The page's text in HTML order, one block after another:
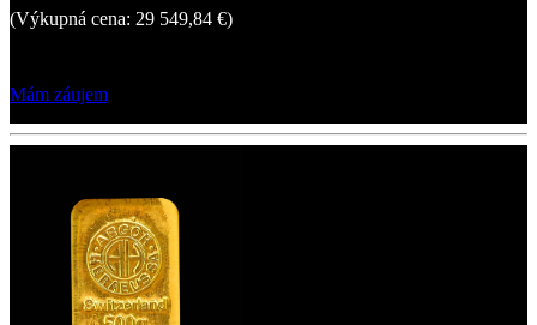
(Výkupná cena: 29 549,84 €)
Mám záujem